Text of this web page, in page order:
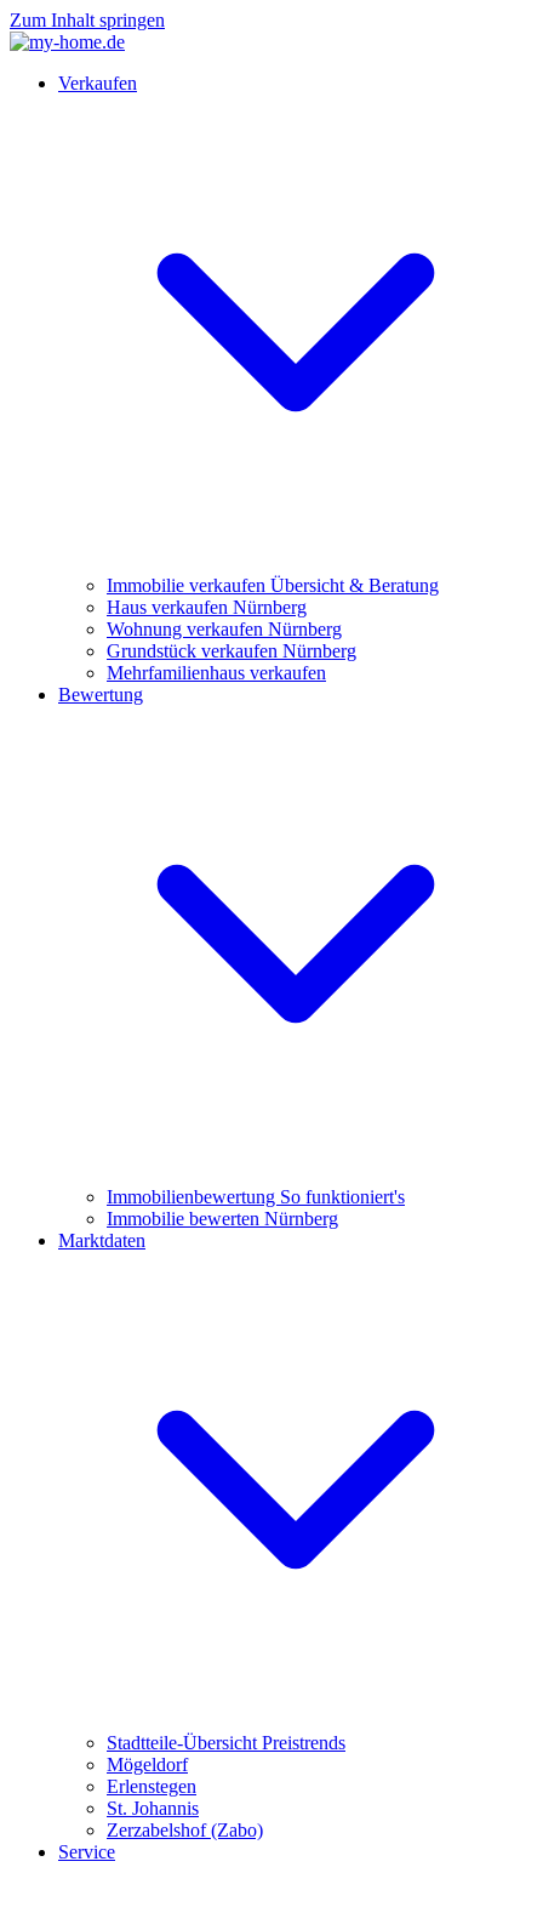
Zum Inhalt springen
Verkaufen
Immobilie verkaufen Übersicht & Beratung
Haus verkaufen Nürnberg
Wohnung verkaufen Nürnberg
Grundstück verkaufen Nürnberg
Mehrfamilienhaus verkaufen
Bewertung
Immobilienbewertung So funktioniert's
Immobilie bewerten Nürnberg
Marktdaten
Stadtteile-Übersicht Preistrends
Mögeldorf
Erlenstegen
St. Johannis
Zerzabelshof (Zabo)
Service